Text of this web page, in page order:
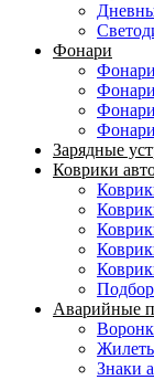
Фонари
Зарядные
Коврики
Аварийные
Знаки